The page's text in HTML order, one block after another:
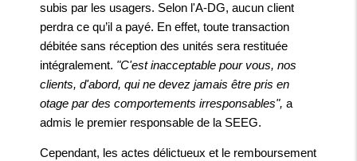
subis par les usagers. Selon l'A-DG, aucun client
perdra ce qu’il a payé. En effet, toute transaction
débitée sans réception des unités sera restituée
intégralement. "C'est inacceptable pour vous, nos
clients, d'abord, qui ne devez jamais être pris en
otage par des comportements irresponsables", a
admis le premier responsable de la SEEG.
Cependant, les actes délictueux et le remboursement